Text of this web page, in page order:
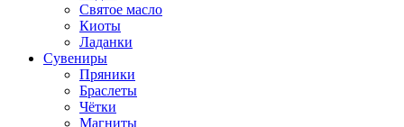
Святое масло
Киоты
Ладанки
Сувениры
Пряники
Браслеты
Чётки
Магниты